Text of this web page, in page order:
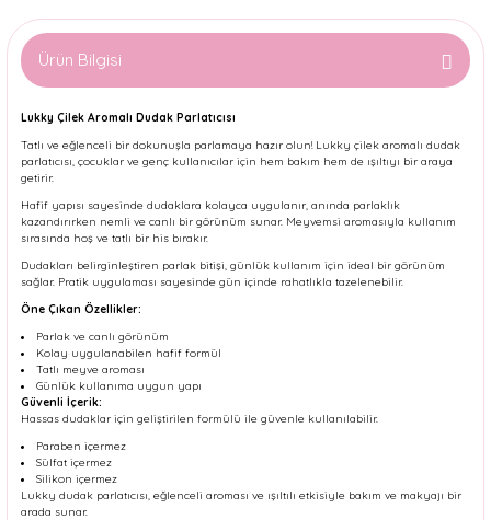
Ürün Bilgisi
Lukky Çilek Aromalı Dudak Parlatıcısı
Tatlı ve eğlenceli bir dokunuşla parlamaya hazır olun! Lukky çilek aromalı dudak
parlatıcısı, çocuklar ve genç kullanıcılar için hem bakım hem de ışıltıyı bir araya
getirir.
Hafif yapısı sayesinde dudaklara kolayca uygulanır, anında parlaklık
kazandırırken nemli ve canlı bir görünüm sunar. Meyvemsi aromasıyla kullanım
sırasında hoş ve tatlı bir his bırakır.
Dudakları belirginleştiren parlak bitişi, günlük kullanım için ideal bir görünüm
sağlar. Pratik uygulaması sayesinde gün içinde rahatlıkla tazelenebilir.
Öne Çıkan Özellikler:
Parlak ve canlı görünüm
Kolay uygulanabilen hafif formül
Tatlı meyve aroması
Günlük kullanıma uygun yapı
Güvenli İçerik:
Hassas dudaklar için geliştirilen formülü ile güvenle kullanılabilir.
Paraben içermez
Sülfat içermez
Silikon içermez
Lukky dudak parlatıcısı, eğlenceli aroması ve ışıltılı etkisiyle bakım ve makyajı bir
arada sunar.